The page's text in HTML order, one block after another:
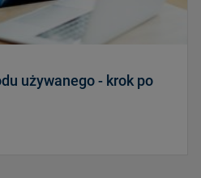
używanego - krok po